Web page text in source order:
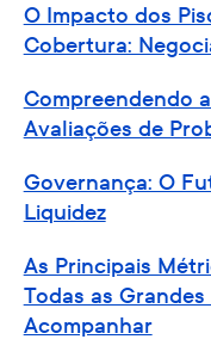
O Impacto dos
Cobertura:
Compreendendo
Avaliações de
Governança: O
Liquidez
As Principais
Todas as
Acompanhar